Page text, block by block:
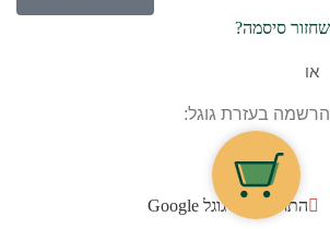
שחזור סיסמה?
או
הרשמה בעזרת גוגל:
התחברו עם גוגל Google